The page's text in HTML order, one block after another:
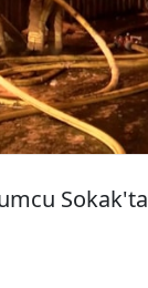
Sokak'ta